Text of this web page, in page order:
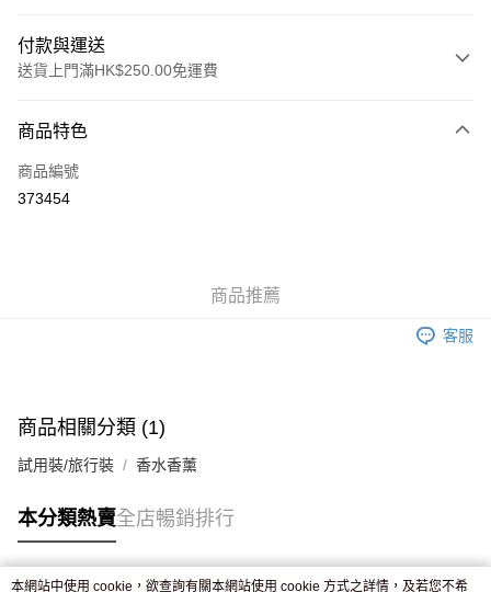
付款與運送
送貨上門滿HK$250.00免運費
信用卡
Apple Pay
付款後門市自取，訂單確認後2-4個工作天到店，7天內取。逾期後
商品特色
商品編號
373454
商品推薦
客服
商品相關分類 (1)
試用裝/旅行裝 香水香薰
本分類熱賣全店暢銷排行
本網站中使用 cookie，欲查詢有關本網站使用 cookie 方式之詳情，及若您不希